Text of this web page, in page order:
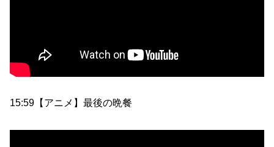
15:59【アニメ】最後の晩餐